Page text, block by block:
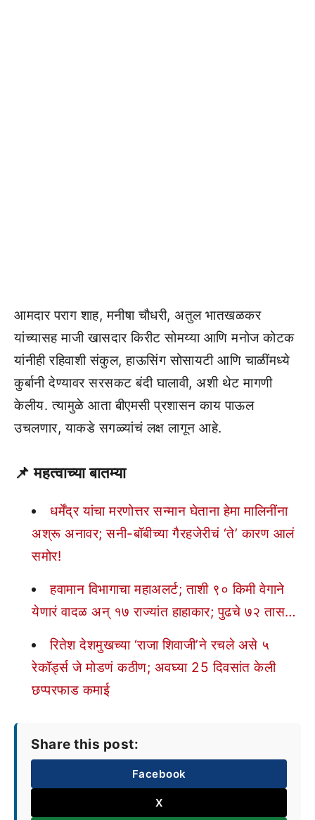
आमदार पराग शाह, मनीषा चौधरी, अतुल भातखळकर
यांच्यासह माजी खासदार किरीट सोमय्या आणि मनोज कोटक
यांनीही रहिवाशी संकुल, हाऊसिंग सोसायटी आणि चाळींमध्ये
कुर्बानी देण्यावर सरसकट बंदी घालावी, अशी थेट मागणी
केलीय. त्यामुळे आता बीएमसी प्रशासन काय पाऊल
उचलणार, याकडे सगळ्यांचं लक्ष लागून आहे.
📌महत्वाच्या बातम्या
धर्मेंद्र यांचा मरणोत्तर सन्मान घेताना हेमा मालिनींना
अश्रू अनावर; सनी-बॉबीच्या गैरहजेरीचं ‘ते’ कारण आलं
समोर!
हवामान विभागाचा महाअलर्ट; ताशी ९० किमी वेगाने
येणारं वादळ अन् १७ राज्यांत हाहाकार; पुढचे ७२ तास…
रितेश देशमुखच्या ‘राजा शिवाजी’ने रचले असे ५
रेकॉर्ड्स जे मोडणं कठीण; अवघ्या 25 दिवसांत केली
छप्परफाड कमाई
Share this post:
Facebook
X